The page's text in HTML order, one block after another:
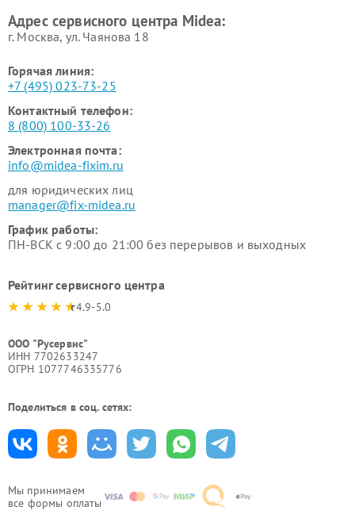
Мы принимаем
все формы оплаты
Midea
Адрес сервисного центра Midea:
г. Москва, ул. Чаянова 18
Горячая линия:
+7 (495) 023-73-25
Контактный телефон:
8 (800) 100-33-26
Электронная почта:
info@midea-fixim.ru
для юридических лиц
manager@fix-midea.ru
График работы:
ПН-ВСК с 9:00 до 21:00 без перерывов и выходных
Рейтинг сервисного центра
4.9-5.0
ООО "Русервис"
ИНН 7702633247
ОГРН 1077746335776
Поделиться в соц. сетях: